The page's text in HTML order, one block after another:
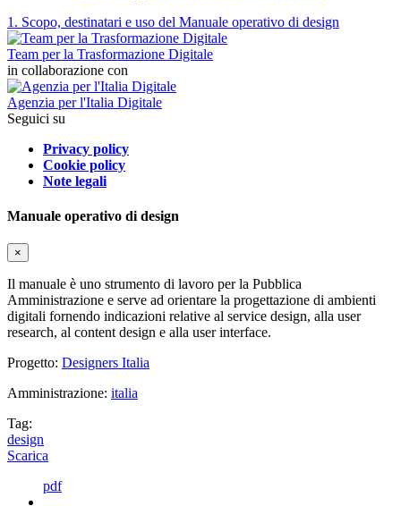
1. Scopo, destinatari e uso del Manuale operativo di design
Team per la Trasformazione Digitale
in collaborazione con
Agenzia per l'Italia Digitale
Seguici su
Privacy policy
Cookie policy
Note legali
Manuale operativo di design
×
Il manuale è uno strumento di lavoro per la Pubblica
Amministrazione e serve ad orientare la progettazione di ambienti
digitali fornendo indicazioni relative al service design, alla user
research, al content design e alla user interface.
Progetto: Designers Italia
Amministrazione: italia
Tag:
design
Scarica
pdf